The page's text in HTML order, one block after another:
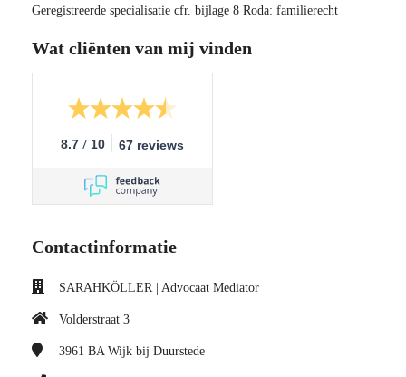
Geregistreerde specialisatie cfr. bijlage 8 Roda: familierecht
Wat cliënten van mij vinden
8.7 / 10 67 reviews
Contactinformatie
SARAHKÖLLER | Advocaat Mediator
Volderstraat 3
3961 BA Wijk bij Duurstede